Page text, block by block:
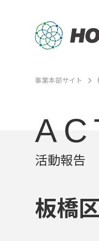
事業本部サイト
活動報告
板橋